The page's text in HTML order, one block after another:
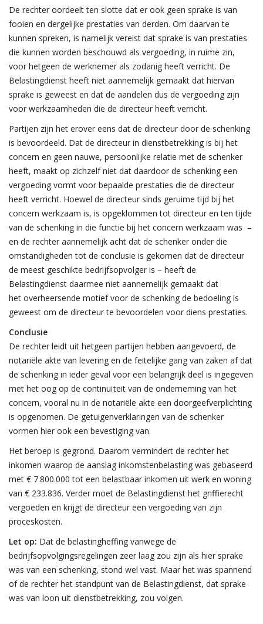
De rechter oordeelt ten slotte dat er ook geen sprake is van
fooien en dergelijke prestaties van derden. Om daarvan te
kunnen spreken, is namelijk vereist dat sprake is van prestaties
die kunnen worden beschouwd als vergoeding, in ruime zin,
voor hetgeen de werknemer als zodanig heeft verricht. De
Belastingdienst heeft niet aannemelijk gemaakt dat hiervan
sprake is geweest en dat de aandelen dus de vergoeding zijn
voor werkzaamheden die de directeur heeft verricht.
Partijen zijn het erover eens dat de directeur door de schenking
is bevoordeeld. Dat de directeur in dienstbetrekking is bij het
concern en geen nauwe, persoonlijke relatie met de schenker
heeft, maakt op zichzelf niet dat daardoor de schenking een
vergoeding vormt voor bepaalde prestaties die de directeur
heeft verricht. Hoewel de directeur sinds geruime tijd bij het
concern werkzaam is, is opgeklommen tot directeur en ten tijde
van de schenking in die functie bij het concern werkzaam was –
en de rechter aannemelijk acht dat de schenker onder die
omstandigheden tot de conclusie is gekomen dat de directeur
de meest geschikte bedrijfsopvolger is – heeft de
Belastingdienst daarmee niet aannemelijk gemaakt dat
het overheersende motief voor de schenking de bedoeling is
geweest om de directeur te bevoordelen voor diens prestaties.
Conclusie
De rechter leidt uit hetgeen partijen hebben aangevoerd, de
notariële akte van levering en de feitelijke gang van zaken af dat
de schenking in ieder geval voor een belangrijk deel is ingegeven
met het oog op de continuïteit van de onderneming van het
concern, vooral nu in de notariële akte een doorgeefverplichting
is opgenomen. De getuigenverklaringen van de schenker
vormen hier ook een bevestiging van.
Het beroep is gegrond. Daarom vermindert de rechter het
inkomen waarop de aanslag inkomstenbelasting was gebaseerd
met € 7.800.000 tot een belastbaar inkomen uit werk en woning
van € 233.836. Verder moet de Belastingdienst het griffierecht
vergoeden en krijgt de directeur een vergoeding van zijn
proceskosten.
Let op: Dat de belastingheffing vanwege de
bedrijfsopvolgingsregelingen zeer laag zou zijn als hier sprake
was van een schenking, stond wel vast. Maar het was spannend
of de rechter het standpunt van de Belastingdienst, dat sprake
was van loon uit dienstbetrekking, zou volgen.